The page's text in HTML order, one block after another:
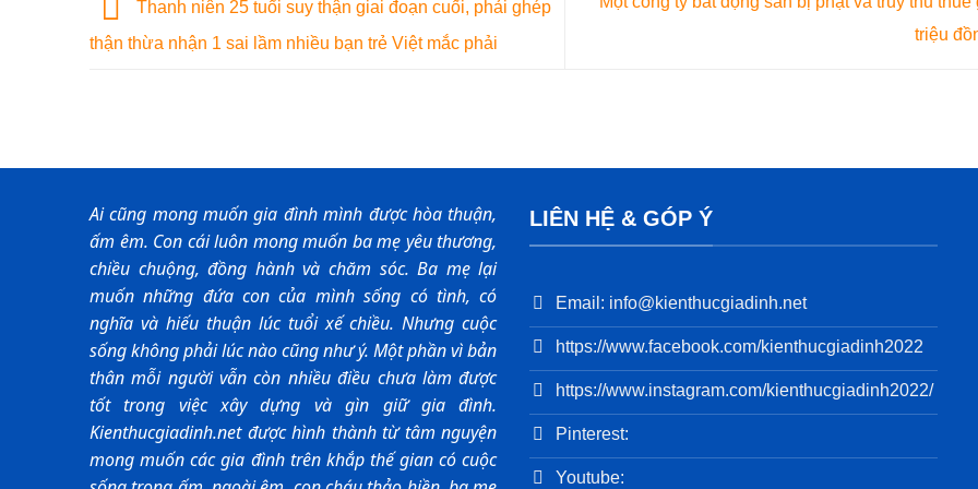
Thanh niên 25 tuổi suy thận giai đoạn cuối, phải ghép
thận thừa nhận 1 sai lầm nhiều bạn trẻ Việt mắc phải
triệu
Ai cũng mong muốn gia đình mình được hòa thuận,
ấm êm. Con cái luôn mong muốn ba mẹ yêu thương,
chiều chuộng, đồng hành và chăm sóc. Ba mẹ lại
muốn những đứa con của mình sống có tình, có
nghĩa và hiếu thuận lúc tuổi xế chiều. Nhưng cuộc
sống không phải lúc nào cũng như ý. Một phần vì bản
thân mỗi người vẫn còn nhiều điều chưa làm được
tốt trong việc xây dựng và gìn giữ gia đình.
Kienthucgiadinh.net được hình thành từ tâm nguyện
mong muốn các gia đình trên khắp thế gian có cuộc
LIÊN HỆ & GÓP Ý
Email: info@kienthucgiadinh.net
https://www.facebook.com/kienthucgiadinh2022
https://www.instagram.com/kienthucgiadinh2022/
Pinterest:
Youtube: